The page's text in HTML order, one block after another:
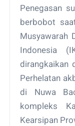
Penegasan
berbobot
Musyawarah
Indonesia
dirangkaikan
Perhelatan
di Nuwa
kompleks
Kearsipan